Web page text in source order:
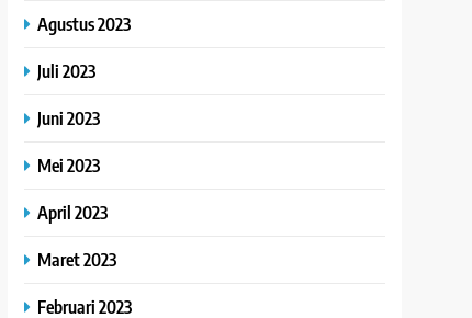
Agustus 2023
Juli 2023
Juni 2023
Mei 2023
April 2023
Maret 2023
Februari 2023